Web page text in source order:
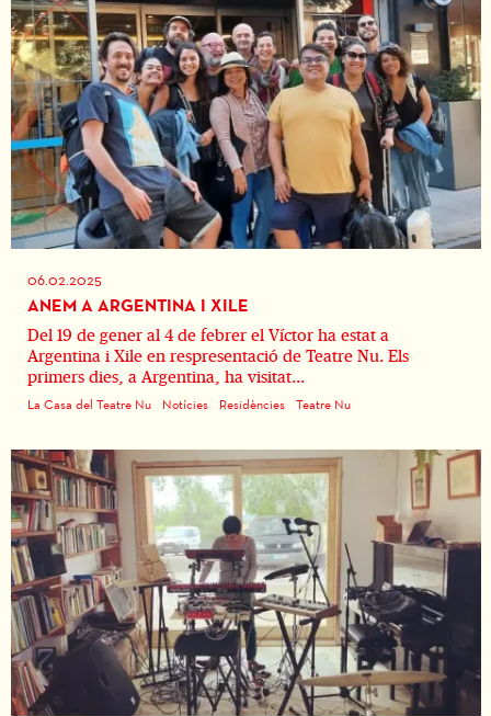
06.02.2025
ANEM A ARGENTINA I XILE
Del 19 de gener al 4 de febrer el Víctor ha estat a
Argentina i Xile en respresentació de Teatre Nu. Els
primers dies, a Argentina, ha visitat...
La Casa del Teatre Nu Notícies Residències Teatre Nu